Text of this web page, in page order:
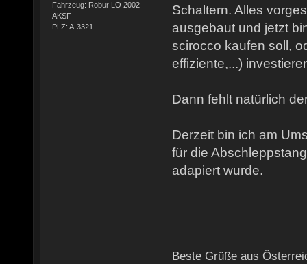
Fahrzeug: Robur LO 2002
AKSF
PLZ: A-3321
Schaltern. Alles
ausgebaut und jetzt
scirocco kaufen soll,
effiziente,...)
Dann fehlt natürlich
Derzeit bin ich am
für die
adapiert wurde.
Beste Grüße aus